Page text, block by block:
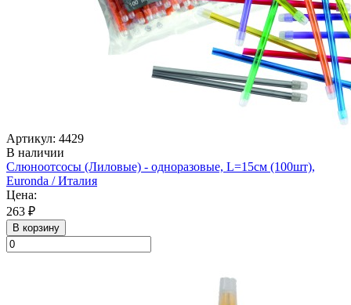
Артикул: 4429
В наличии
Слюноотсосы (Лиловые) - одноразовые, L=15см (100шт),
Euronda / Италия
Цена:
263 ₽
В корзину